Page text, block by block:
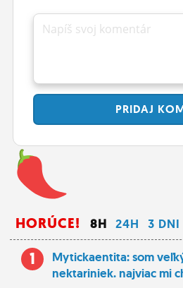
MÔJ PROFIL
Napíš svoj komentár
PRIDAJ
HORÚCE! 8H 24H 3 DNI
1
Mytickaentita: som
nektariniek. najviac mi